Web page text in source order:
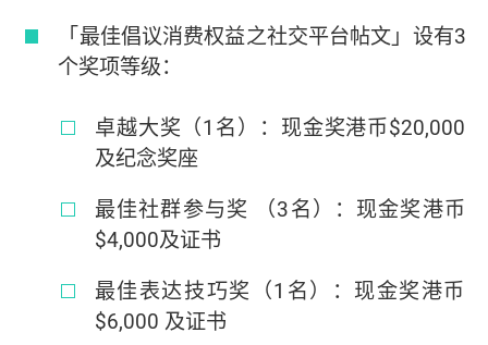
「最佳倡议消费权益之社交平台帖文」设有3
个奖项等级：
卓越大奖（1名）：现金奖港币$20,000
及纪念奖座
最佳社群参与奖 （3名）：现金奖港币
$4,000及证书
最佳表达技巧奖（1名）：现金奖港币
$6,000 及证书